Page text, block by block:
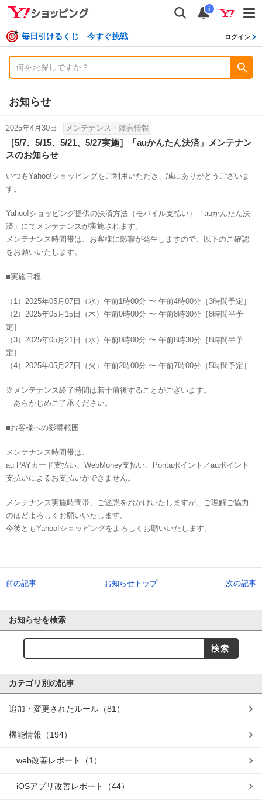
検索
通知
i
毎日引けるくじ 今すぐ挑戦 ログイン
お知らせ
2025年4月30日 メンテナンス・障害情報
［5/7、5/15、5/21、5/27実施］「auかんたん決済」メンテナン
スのお知らせ
いつもYahoo!ショッピングをご利用いただき、誠にありがとうございま
す。
Yahoo!ショッピング提供の決済方法（モバイル支払い）「auかんたん決
済」にてメンテナンスが実施されます。
メンテナンス時間帯は、お客様に影響が発生しますので、以下のご確認
をお願いいたします。
■実施日程
（1）2025年05月07日（水）午前1時00分 〜 午前4時00分［3時間予定］
（2）2025年05月15日（木）午前0時00分 〜 午前8時30分［8時間半予
定］
（3）2025年05月21日（水）午前0時00分 〜 午前8時30分［8時間半予
定］
（4）2025年05月27日（火）午前2時00分 〜 午前7時00分［5時間予定］
※メンテナンス終了時間は若干前後することがございます。
あらかじめご了承ください。
■お客様への影響範囲
メンテナンス時間帯は、
au PAYカード支払い、WebMoney支払い、Pontaポイント／auポイント
支払いによるお支払いができません。
メンテナンス実施時間帯、ご迷惑をおかけいたしますが、ご理解ご協力
のほどよろしくお願いいたします。
今後ともYahoo!ショッピングをよろしくお願いいたします。
前の記事 お知らせトップ 次の記事
お知らせを検索
カテゴリ別の記事
追加・変更されたルール （81）
機能情報 （194）
web改善レポート （1）
iOSアプリ改善レポート （44）